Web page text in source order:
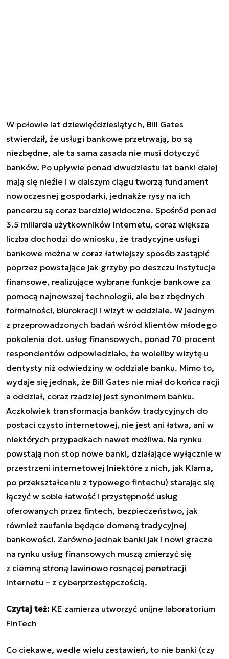
W połowie lat dziewięćdziesiątych, Bill Gates
stwierdził, że usługi bankowe przetrwają, bo są
niezbędne, ale ta sama zasada nie musi dotyczyć
banków. Po upływie ponad dwudziestu lat banki dalej
mają się nieźle i w dalszym ciągu tworzą fundament
nowoczesnej gospodarki, jednakże rysy na ich
pancerzu są coraz bardziej widoczne. Spośród ponad
3.5 miliarda użytkowników Internetu, coraz większa
liczba dochodzi do wniosku, że tradycyjne usługi
bankowe można w coraz łatwiejszy sposób zastąpić
poprzez powstające jak grzyby po deszczu instytucje
finansowe, realizujące wybrane funkcje bankowe za
pomocą najnowszej technologii, ale bez zbędnych
formalności, biurokracji i wizyt w oddziale. W jednym
z przeprowadzonych badań wśród klientów młodego
pokolenia dot. usług finansowych, ponad 70 procent
respondentów odpowiedziało, że woleliby wizytę u
dentysty niż odwiedziny w oddziale banku. Mimo to,
wydaje się jednak, że Bill Gates nie miał do końca racji
a oddział, coraz rzadziej jest synonimem banku.
Aczkolwiek transformacja banków tradycyjnych do
postaci czysto internetowej, nie jest ani łatwa, ani w
niektórych przypadkach nawet możliwa. Na rynku
powstają non stop nowe banki, działające wyłącznie w
przestrzeni internetowej (niektóre z nich, jak Klarna,
po przekształceniu z typowego fintechu) starając się
łączyć w sobie łatwość i przystępność usług
oferowanych przez fintech, bezpieczeństwo, jak
również zaufanie będące domeną tradycyjnej
bankowości. Zarówno jednak banki jak i nowi gracze
na rynku usług finansowych muszą zmierzyć się
z ciemną stroną lawinowo rosnącej penetracji
Internetu – z cyberprzestępczością.
Czytaj też: KE zamierza utworzyć unijne laboratorium
FinTech
Co ciekawe, wedle wielu zestawień, to nie banki (czy